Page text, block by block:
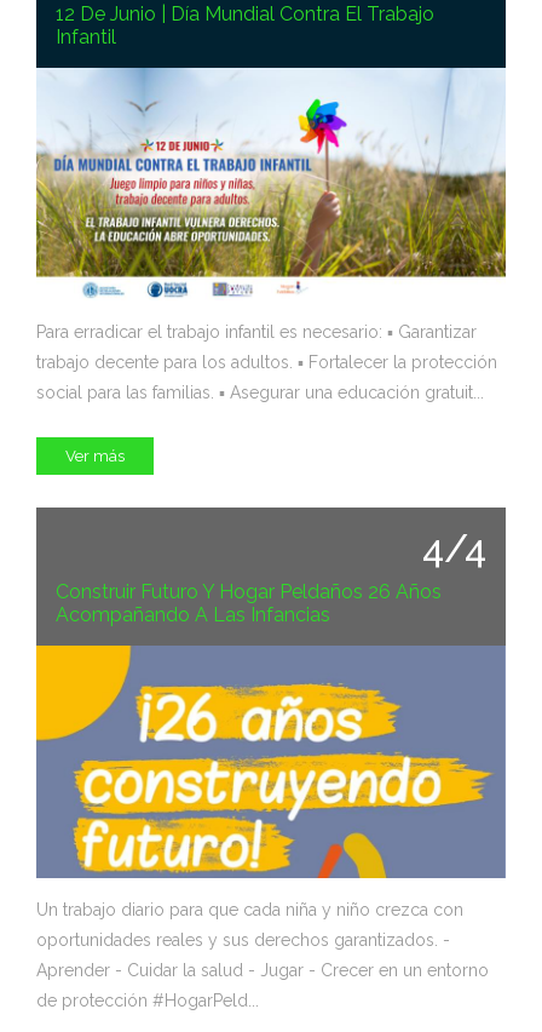
12 De Junio | Día Mundial Contra El Trabajo
Infantil
Para erradicar el trabajo infantil es necesario: ▪️ Garantizar
trabajo decente para los adultos. ▪️ Fortalecer la protección
social para las familias. ▪️ Asegurar una educación gratuit...
Ver más
4/4
Construir Futuro Y Hogar Peldaños 26 Años
Acompañando A Las Infancias
Un trabajo diario para que cada niña y niño crezca con
oportunidades reales y sus derechos garantizados. -
Aprender - Cuidar la salud - Jugar - Crecer en un entorno
de protección #HogarPeld...